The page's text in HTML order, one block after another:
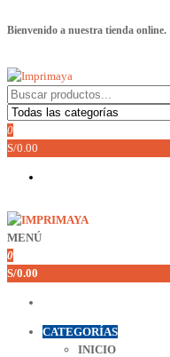
al
Bienvenido a nuestra tienda online.
Imprimaya
Lo tenemos todo!
0
S/0.00
Imprimaya
Lo tenemos todo!
MENÚ
0
S/0.00
CATEGORÍAS
INICIO